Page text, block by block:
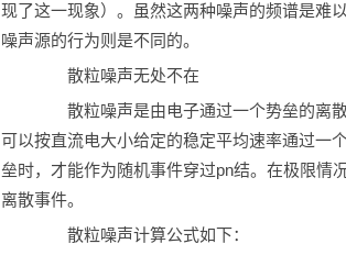
现了这一现象）。虽然这两种噪声的频谱是难
噪声源的行为则是不同的。
散粒噪声无处不在
散粒噪声是由电子通过一个势垒的离散
可以按直流电大小给定的稳定平均速率通过一
垒时，才能作为随机事件穿过pn结。在极限情
离散事件。
散粒噪声计算公式如下：